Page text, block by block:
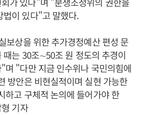
법이 있다"고 말했다.
보상을 위한 추가경정예산 편성 문
때는 30조∼50조 원 정도의 추경이
며 "다만 지금 인수위나 국민의힘에
방안은 비현실적이며 실현 가능한
하고 구체적 논의에 들어가야 한
기자